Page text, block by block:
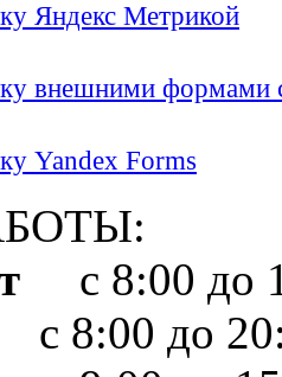
Яндекс Метрикой
внешними формами
Yandex Forms
с 8:00 до
до